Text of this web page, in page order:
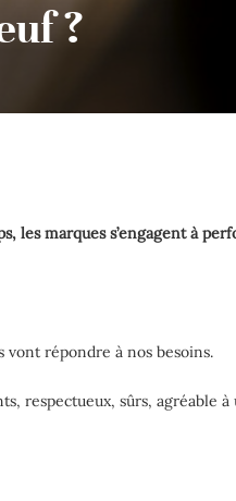
?
les marques s’engagent à
vont répondre à nos besoins.
respectueux, sûrs, agréable